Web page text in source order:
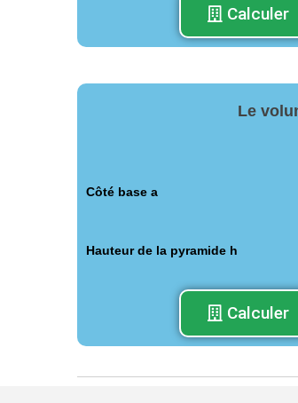
Calculer
Le
Côté base a
Hauteur de la pyramide h
Calculer